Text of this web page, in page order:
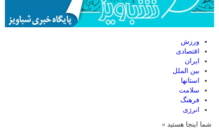
ورزش
اقتصادی
ایران
بین الملل
استانها
سلامت
فرهنگ
انرژی
شما اینجا هستید »